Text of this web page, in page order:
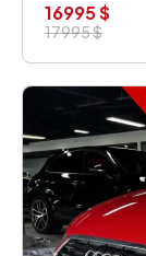
16995 $
17995 $